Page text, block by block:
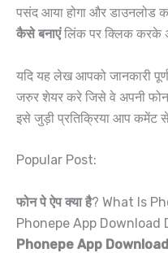
पसंद आया होगा और डाउनलोड
कैसे बनाएंलिंक पर क्लिक करके
यदि यह लेख आपको जानकारी
जरुर शेयर करे जिसे वे अपनी
इसे जुड़ी प्रतिक्रिया आप कमेंट
Popular Post:
फोन पे ऐप क्या है? What Is
Phonepe App Download
Phonepe App